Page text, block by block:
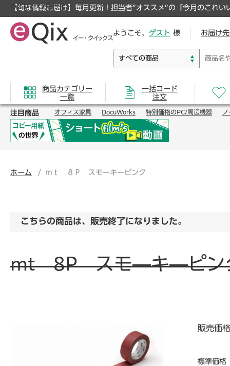
【旬な情報お届け】毎月更新！担当者”オススメ”の『今月のこれい
のオフィス通販サイト
ようこそ、 ゲスト 様 お届け
商品カテゴリー
一覧
一括コード
注文
注目商品 オフィス家具 DocuWorks 特別価格のPC/周辺機器 ノ
ホーム ｍｔ ８Ｐ スモーキーピンク
こちらの商品は、販売終了になりました。
mt 8P スモ―キ―ピン
販売価格
標準価格